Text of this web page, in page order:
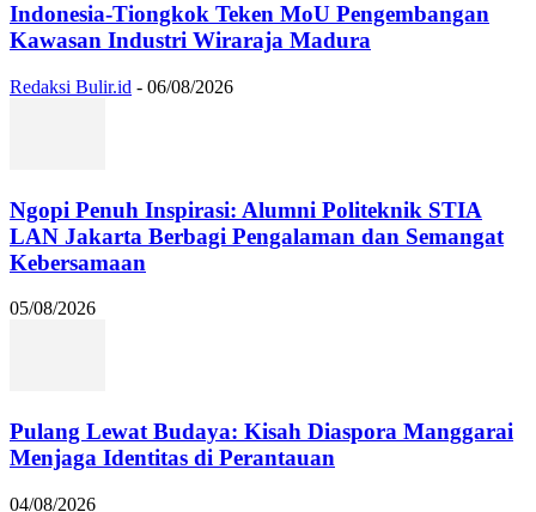
Indonesia-Tiongkok Teken MoU Pengembangan
Kawasan Industri Wiraraja Madura
Redaksi Bulir.id - 06/08/2026
Ngopi Penuh Inspirasi: Alumni Politeknik STIA
LAN Jakarta Berbagi Pengalaman dan Semangat
Kebersamaan
05/08/2026
Pulang Lewat Budaya: Kisah Diaspora Manggarai
Menjaga Identitas di Perantauan
04/08/2026